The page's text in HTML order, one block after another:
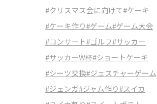
#クリスマス会に向けて#ケーキ
#ケーキ作り#ゲーム#ゲーム大会
#コンサート#ゴルフ#サッカー
#サッカーW杯#ショートケーキ
#シーツ交換#ジェスチャーゲーム
#ジェンガ#ジャム作り#スイカ